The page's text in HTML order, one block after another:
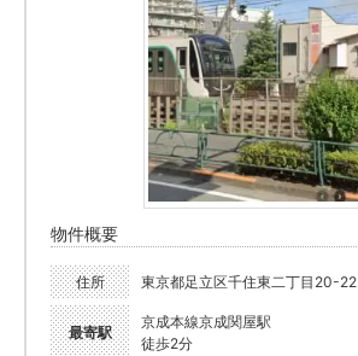
物件概要
住所 東京都足立区千住東二丁目20-22
最寄駅
京成本線京成関屋駅
徒歩2分